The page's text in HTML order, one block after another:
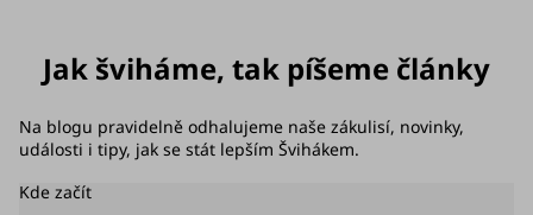
Jak šviháme, tak píšeme články
Na blogu pravidelně odhalujeme naše zákulisí, novinky,
události i tipy, jak se stát lepším Švihákem.
Kde začít